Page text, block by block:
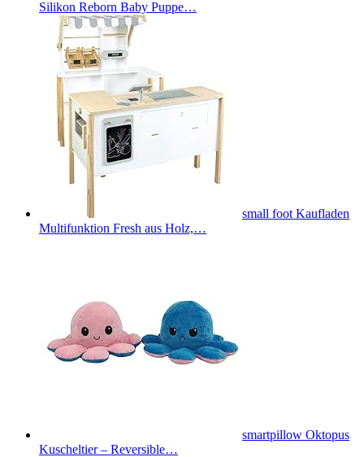
Silikon Reborn Baby Puppe…
small foot Kaufladen
Multifunktion Fresh aus Holz,…
smartpillow Oktopus
Kuscheltier – Reversible…